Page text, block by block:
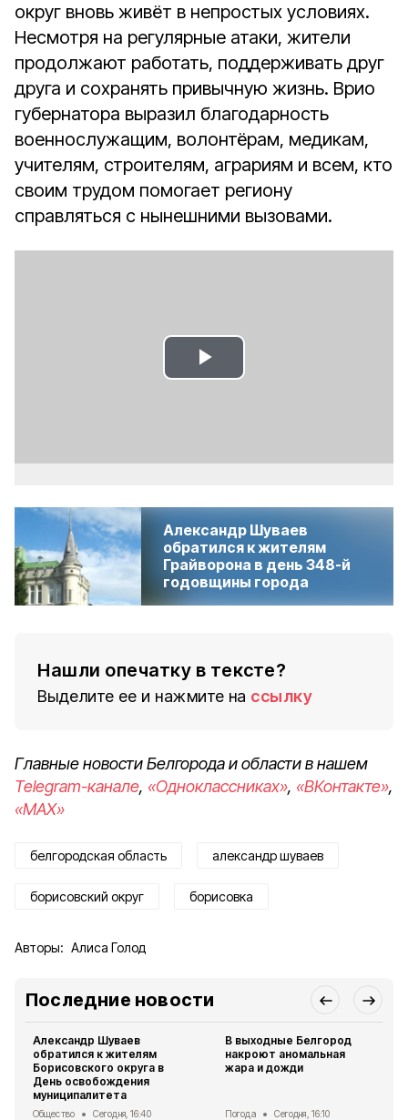
округ вновь живёт в непростых условиях.
Несмотря на регулярные атаки, жители
продолжают работать, поддерживать друг
друга и сохранять привычную жизнь. Врио
губернатора выразил благодарность
военнослужащим, волонтёрам, медикам,
учителям, строителям, аграриям и всем, кто
своим трудом помогает региону
справляться с нынешними вызовами.
Play
Александр Шуваев
обратился к жителям
Грайворона в день 348-й
годовщины города
Нашли опечатку в тексте?
Выделите ее и нажмите на ссылку
Главные новости Белгорода и области в нашем
Telegram-канале, «Одноклассниках», «ВКонтакте»,
«MAX»
белгородская область александр шуваев
борисовский округ борисовка
Авторы: Алиса Голод
Последние новости
Александр Шуваев
обратился к жителям
Борисовского округа в
День освобождения
муниципалитета
Общество Сегодня, 16:40
В выходные Белгород
накроют аномальная
жара и дожди
Погода Сегодня, 16:10